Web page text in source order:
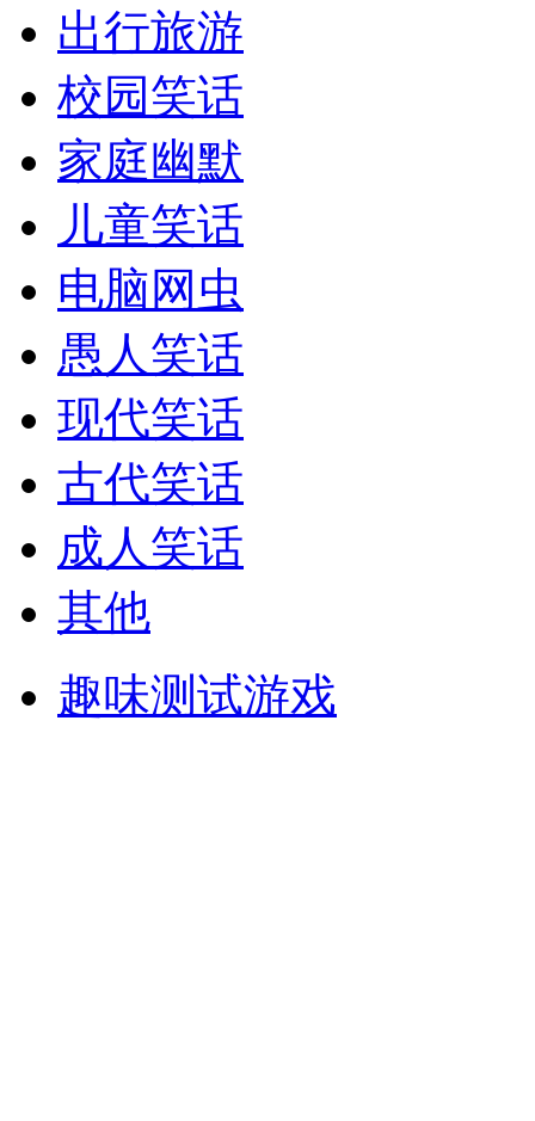
出行旅游
校园笑话
家庭幽默
儿童笑话
电脑网虫
愚人笑话
现代笑话
古代笑话
成人笑话
其他
趣味测试游戏